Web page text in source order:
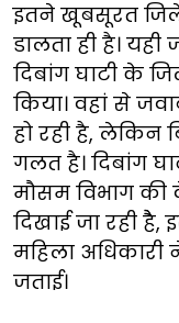
इतने खूबसूरत जिले
डालता ही है।
दिबांग घाटी के
किया। वहां से
हो रही है, लेकिन
गलत है। दिबांग
मौसम विभाग की
दिखाई जा रही हैै,
महिला
जताई।